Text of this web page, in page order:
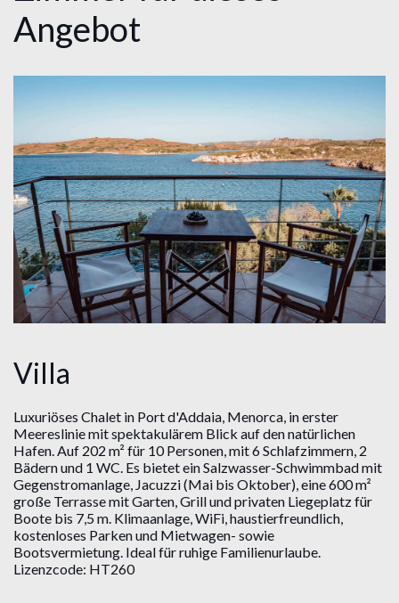
Angebot
Villa
Luxuriöses Chalet in Port d'Addaia, Menorca, in erster
Meereslinie mit spektakulärem Blick auf den natürlichen
Hafen. Auf 202 m² für 10 Personen, mit 6 Schlafzimmern, 2
Bädern und 1 WC. Es bietet ein Salzwasser-Schwimmbad mit
Gegenstromanlage, Jacuzzi (Mai bis Oktober), eine 600 m²
große Terrasse mit Garten, Grill und privaten Liegeplatz für
Boote bis 7,5 m. Klimaanlage, WiFi, haustierfreundlich,
kostenloses Parken und Mietwagen- sowie
Bootsvermietung. Ideal für ruhige Familienurlaube.
Lizenzcode: HT260